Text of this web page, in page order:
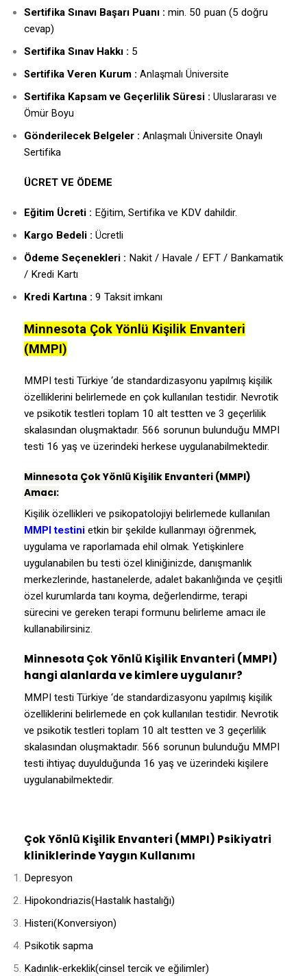
Sertifika Sınavı Başarı Puanı : min. 50 puan (5 doğru
cevap)
Sertifika Sınav Hakkı : 5
Sertifika Veren Kurum : Anlaşmalı Üniversite
Sertifika Kapsam ve Geçerlilik Süresi : Uluslararası ve
Ömür Boyu
Gönderilecek Belgeler : Anlaşmalı Üniversite Onaylı
Sertifika
ÜCRET VE ÖDEME
Eğitim Ücreti : Eğitim, Sertifika ve KDV dahildir.
Kargo Bedeli : Ücretli
Ödeme Seçenekleri : Nakit / Havale / EFT / Bankamatik
/ Kredi Kartı
Kredi Kartına : 9 Taksit imkanı
Minnesota Çok Yönlü Kişilik Envanteri
(MMPI)
MMPI testi Türkiye ‘de standardizasyonu yapılmış kişilik
özelliklerini belirlemede en çok kullanılan testidir. Nevrotik
ve psikotik testleri toplam 10 alt testten ve 3 geçerlilik
skalasından oluşmaktadır. 566 sorunun bulunduğu MMPI
testi 16 yaş ve üzerindeki herkese uygulanabilmektedir.
Minnesota Çok Yönlü Kişilik Envanteri (MMPI)
Amacı:
Kişilik özellikleri ve psikopatolojiyi belirlemede kullanılan
MMPI testini etkin bir şekilde kullanmayı öğrenmek,
uygulama ve raporlamada ehil olmak. Yetişkinlere
uygulanabilen bu testi özel kliniğinizde, danışmanlık
merkezlerinde, hastanelerde, adalet bakanlığında ve çeşitli
özel kurumlarda tanı koyma, değerlendirme, terapi
sürecini ve gereken terapi formunu belirleme amacı ile
kullanabilirsiniz.
Minnesota Çok Yönlü Kişilik Envanteri (MMPI)
hangi alanlarda ve kimlere uygulanır?
MMPI testi Türkiye ‘de standardizasyonu yapılmış kişilik
özelliklerini belirlemede en çok kullanılan testidir. Nevrotik
ve psikotik testleri toplam 10 alt testten ve 3 geçerlilik
skalasından oluşmaktadır. 566 sorunun bulunduğu MMPI
testi ihtiyaç duyulduğunda 16 yaş ve üzerindeki kişilere
uygulanabilmektedir.
Çok Yönlü Kişilik Envanteri (MMPI) Psikiyatri
kliniklerindeYaygın Kullanımı
Depresyon
Hipokondriazis(Hastalık hastalığı)
Histeri(Konversiyon)
Psikotik sapma
Kadınlık-erkeklik(cinsel tercik ve eğilimler)